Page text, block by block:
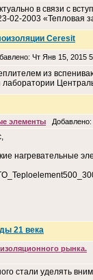
в связи с
02-2003 «Тепловая
Ceresit
Чт Янв 15, 2015
из
элементы
нагревательные
21 века
рынка.
стали уделять